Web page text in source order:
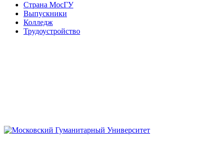
Страна МосГУ
Выпускники
Колледж
Трудоустройство